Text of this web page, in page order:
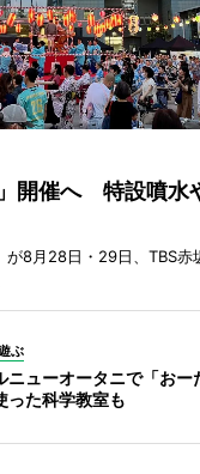
」開催へ 特設噴水
が8月28日・29日、TBS赤
ぶ
ニューオータニで「お
った科学教室も